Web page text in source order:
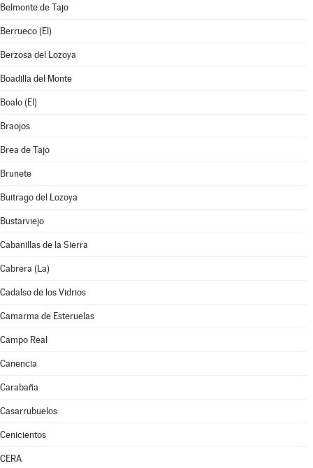
Belmonte de Tajo
Berrueco (El)
Berzosa del Lozoya
Boadilla del Monte
Boalo (El)
Braojos
Brea de Tajo
Brunete
Buitrago del Lozoya
Bustarviejo
Cabanillas de la Sierra
Cabrera (La)
Cadalso de los Vidrios
Camarma de Esteruelas
Campo Real
Canencia
Carabaña
Casarrubuelos
Cenicientos
CERA